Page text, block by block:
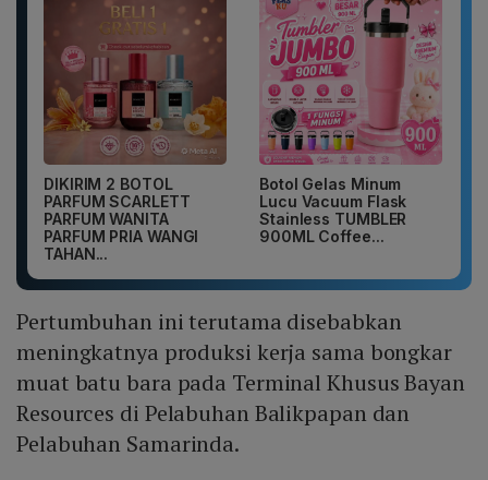
DIKIRIM 2 BOTOL
PARFUM SCARLETT
PARFUM WANITA
PARFUM PRIA WANGI
TAHAN...
Botol Gelas Minum
Lucu Vacuum Flask
Stainless TUMBLER
900ML Coffee...
Pertumbuhan ini terutama disebabkan
meningkatnya produksi kerja sama bongkar
muat batu bara pada Terminal Khusus Bayan
Resources di Pelabuhan Balikpapan dan
Pelabuhan Samarinda.